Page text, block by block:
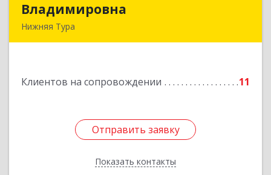
Владимировна
Нижняя Тура
Клиентов на сопровождении 11
Отправить заявку
Показать контакты
Подробнее
Отправить заявку
Назад